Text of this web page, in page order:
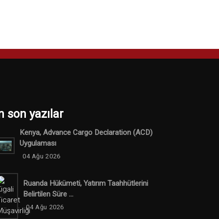
son yazılar
Kenya, Advance Cargo Declaration (ACD)
Uygulaması
04 Ağu 2026
Ruanda Hükümeti, Yatırım Taahhütlerini
Belirtilen Süre ...
04 Ağu 2026